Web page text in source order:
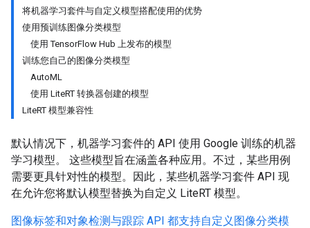
将机器学习套件与自定义模型搭配使用的优势
使用预训练图像分类模型
使用 TensorFlow Hub 上发布的模型
训练您自己的图像分类模型
AutoML
使用 LiteRT 转换器创建的模型
LiteRT 模型兼容性
默认情况下，机器学习套件的 API 使用 Google 训练的机器
学习模型。 这些模型旨在涵盖各种应用。不过，某些用例
需要更具针对性的模型。因此，某些机器学习套件 API 现
在允许您将默认模型替换为自定义 LiteRT 模型。
图像标签和对象检测与跟踪 API 都支持自定义图像分类模